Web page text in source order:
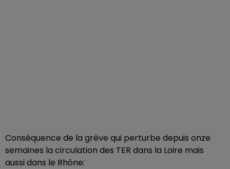
Conséquence de la grève qui perturbe depuis onze
semaines la circulation des TER dans la Loire mais
aussi dans le Rhône: